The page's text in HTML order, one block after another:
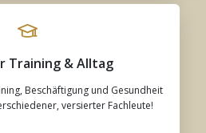
Training & Alltag
Beschäftigung und Gesundheit
versierter Fachleute!